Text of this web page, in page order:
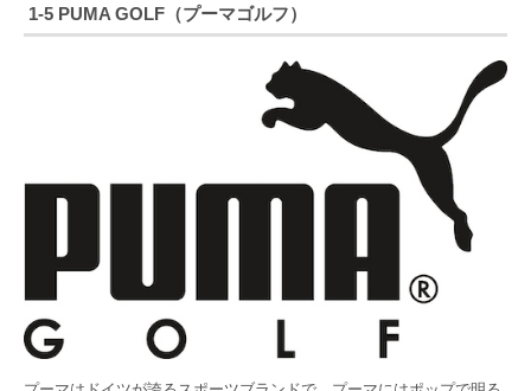
1-5 PUMA GOLF（プーマゴルフ）